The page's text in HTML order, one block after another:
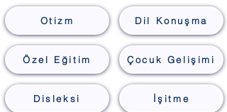
Dil Konuşma
Özel Eğitim
Disleksi İşitme
Çocuk Gelişimi
Otizm